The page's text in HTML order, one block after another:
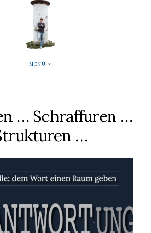
MENÜ
… Schraffuren …
…